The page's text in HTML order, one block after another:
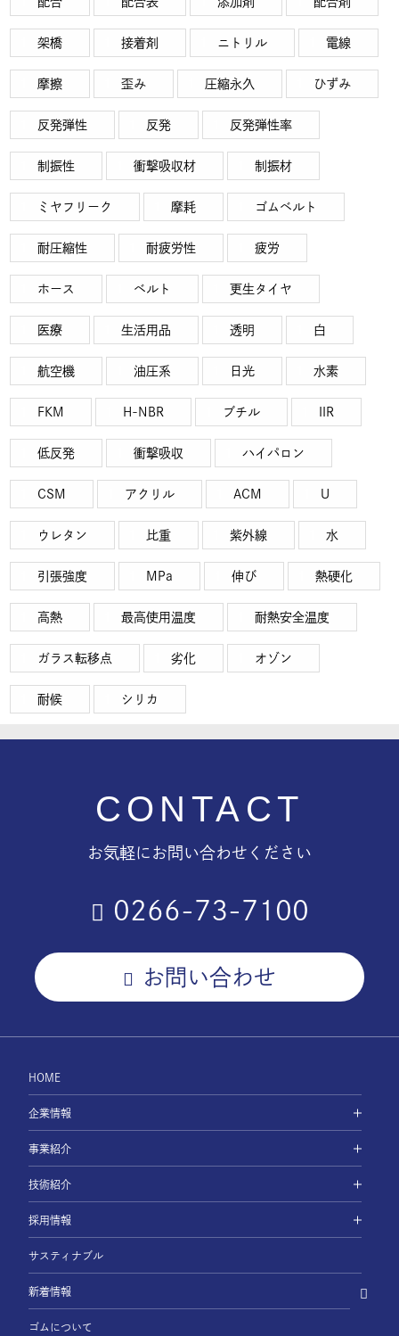
架橋 接着剤 ニトリル 電線
摩擦 歪み 圧縮永久 ひずみ
反発弾性 反発 反発弾性率
制振性 衝撃吸収材 制振材
ミヤフリーク 摩耗 ゴムベルト
耐圧縮性 耐疲労性 疲労
ホース ベルト 更生タイヤ
医療 生活用品 透明 白
航空機 油圧系 日光 水素
FKM H-NBR ブチル IIR
低反発 衝撃吸収 ハイパロン
CSM アクリル ACM U
ウレタン 比重 紫外線 水
引張強度 MPa 伸び 熱硬化
高熱 最高使用温度 耐熱安全温度
ガラス転移点 劣化 オゾン
耐候 シリカ
CONTACT
お気軽にお問い合わせください
0266-73-7100
お問い合わせ
HOME
企業情報
事業紹介
技術紹介
採用情報
サスティナブル
新着情報
ゴムについて